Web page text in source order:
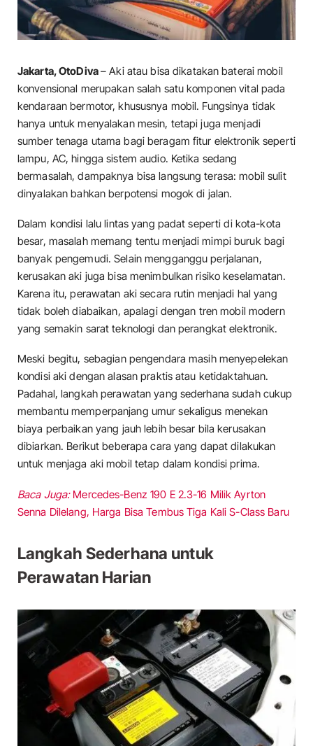
Jakarta, OtoDiva– Aki atau bisa dikatakan baterai mobil
konvensional merupakan salah satu komponen vital pada
kendaraan bermotor, khususnya mobil. Fungsinya tidak
hanya untuk menyalakan mesin, tetapi juga menjadi
sumber tenaga utama bagi beragam fitur elektronik seperti
lampu, AC, hingga sistem audio. Ketika sedang
bermasalah, dampaknya bisa langsung terasa: mobil sulit
dinyalakan bahkan berpotensi mogok di jalan.
Dalam kondisi lalu lintas yang padat seperti di kota-kota
besar, masalah memang tentu menjadi mimpi buruk bagi
banyak pengemudi. Selain mengganggu perjalanan,
kerusakan aki juga bisa menimbulkan risiko keselamatan.
Karena itu, perawatan aki secara rutin menjadi hal yang
tidak boleh diabaikan, apalagi dengan tren mobil modern
yang semakin sarat teknologi dan perangkat elektronik.
Meski begitu, sebagian pengendara masih menyepelekan
kondisi aki dengan alasan praktis atau ketidaktahuan.
Padahal, langkah perawatan yang sederhana sudah cukup
membantu memperpanjang umur sekaligus menekan
biaya perbaikan yang jauh lebih besar bila kerusakan
dibiarkan. Berikut beberapa cara yang dapat dilakukan
untuk menjaga aki mobil tetap dalam kondisi prima.
Baca Juga: Mercedes-Benz 190 E 2.3-16 Milik Ayrton
Senna Dilelang, Harga Bisa Tembus Tiga Kali S-Class Baru
Langkah Sederhana untuk
Perawatan Harian